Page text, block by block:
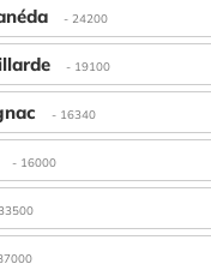
- 24200
- 19100
- 16340
- 16000